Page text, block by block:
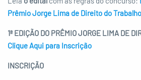
Prêmio Jorge Lima de Direito do Trabalho
1ª EDIÇÃO DO PRÊMIO JORGE LIMA DE
Clique Aqui para Inscrição
INSCRIÇÃO